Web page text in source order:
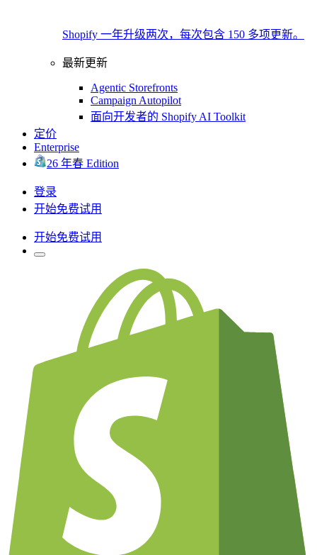
Shopify 一年升级两次，每次包含 150 多项更新。
最新更新
Agentic Storefronts
Campaign Autopilot
面向开发者的 Shopify AI Toolkit
定价
Enterprise
26 年春 Edition
登录
开始免费试用
开始免费试用